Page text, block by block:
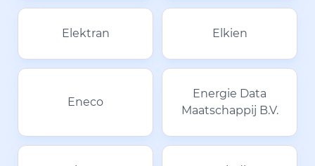
Elektran Elkien
Eneco
Energie Data
Maatschappij B.V.